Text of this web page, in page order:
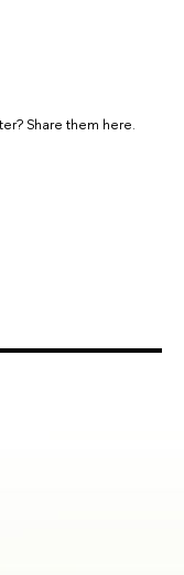
Share them here.